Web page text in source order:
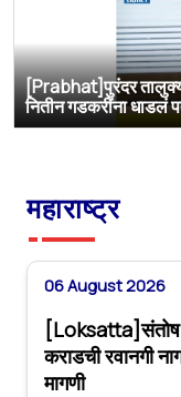
[Prabhat]पुरंदर
नितीन गडकरींना धाडलं
महाराष्ट्र
06 August 2026
[Loksatta]संतोष
कराडची रवानगी
मागणी